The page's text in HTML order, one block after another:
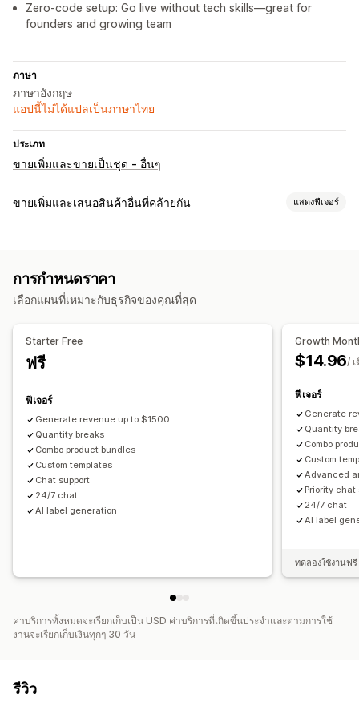
Zero-code setup: Go live without tech skills—great for
founders and growing team
ภาษา
ภาษาอังกฤษ
แอปนี้ไม่ได้แปลเป็นภาษาไทย
ประเภท
ขายเพิ่มและขายเป็นชุด - อื่นๆ
ขายเพิ่มและเสนอสินค้าอื่นที่คล้ายกัน แสดงฟีเจอร์
ข้อเสนอและการแนะนำ
ซื้อเป็นชุดบ่อยๆ ชุดรวม
การวิเคราะห์
การกำหนดราคา
เลือกแผนที่เหมาะกับธุรกิจของคุณที่สุด
Starter Free
ฟรี
ฟีเจอร์
Generate revenue up to $1500
Quantity breaks
Combo product bundles
Custom templates
Chat support
24/7 chat
AI label generation
Growth
$14.96/
ฟีเจอร์
Generate
Quantity
Combo
Custom
Advanced
Priority chat
24/7 chat
AI label
ทดลองใช้งานฟ
ค่าบริการทั้งหมดจะเรียกเก็บเป็น USD ค่าบริการที่เกิดขึ้นประจำและตามการใช้
งานจะเรียกเก็บเงินทุกๆ 30 วัน
รีวิว